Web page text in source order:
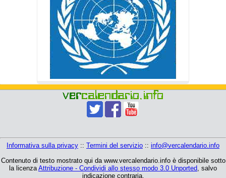
Informativa sulla privacy :: Termini del servizio :: info@vercalendario.info
Contenuto di testo mostrato qui da www.vercalendario.info è disponibile sotto
la licenzaAttribuzione - Condividi allo stesso modo 3.0 Unported, salvo
indicazione contraria.